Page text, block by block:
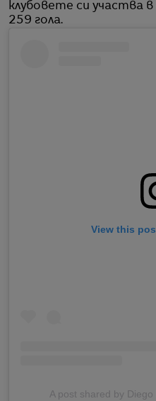
клубовете си участва
259 гола.
View this
A post shared by